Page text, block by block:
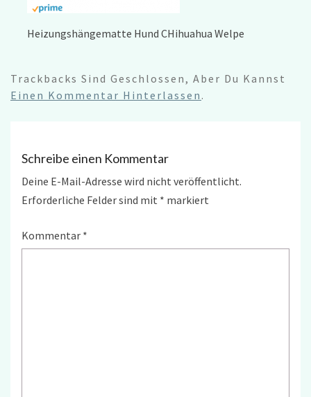
Heizungshängematte Hund CHihuahua Welpe
Trackbacks Sind Geschlossen, Aber Du Kannst
Einen Kommentar Hinterlassen .
Schreibe einen Kommentar
Deine E-Mail-Adresse wird nicht veröffentlicht.
Erforderliche Felder sind mit * markiert
Kommentar *